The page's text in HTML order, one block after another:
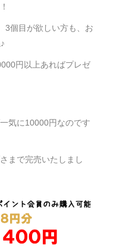
3個目が欲しい方も、お
円以上あればプレゼ
気に10000円なのです
まで完売いたしまし